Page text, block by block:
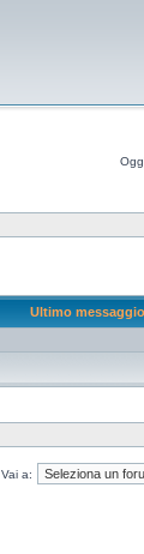
Ultimo messaggio
Vai a: